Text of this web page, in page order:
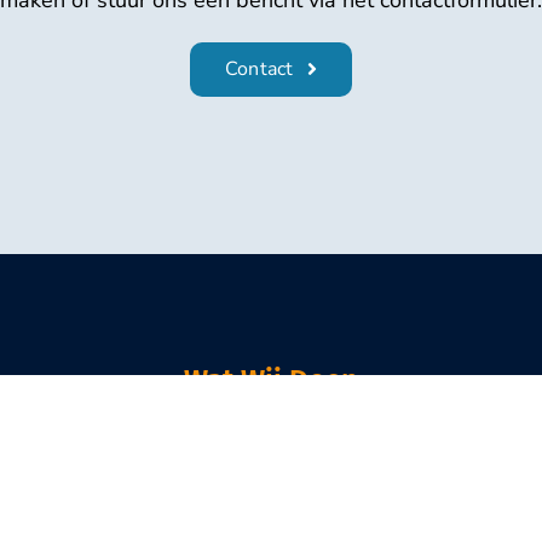
Contact
Wat Wij Doen